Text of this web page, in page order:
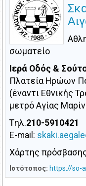
σωματείο
Ιερά Οδός &
Πλατεία Ηρώων
(έναντι Εθνικής
μετρό Αγίας
Tηλ.210-5910421
E-mail:
Χάρτης
Ιστότοπος: https://so-